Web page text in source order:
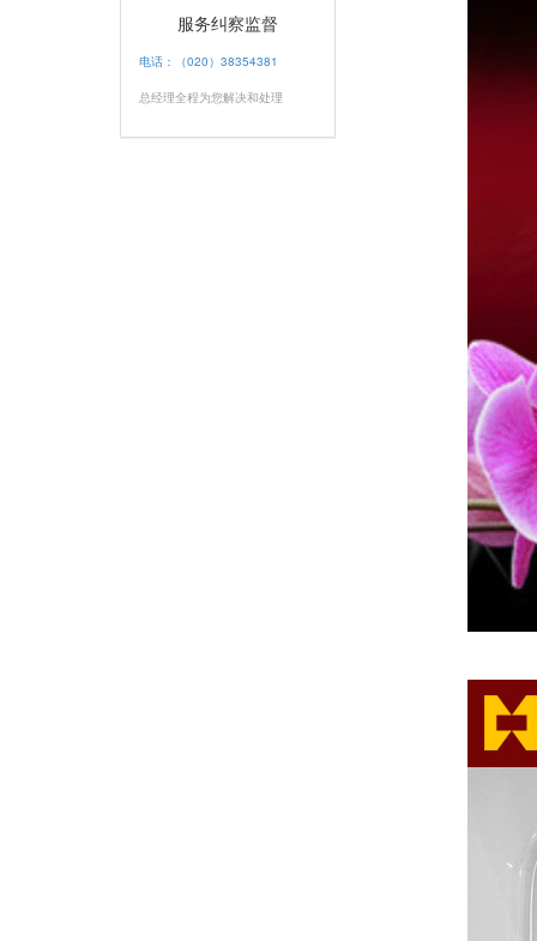
服务纠察监督
电话：（020）38354381
总经理全程为您解决和处理